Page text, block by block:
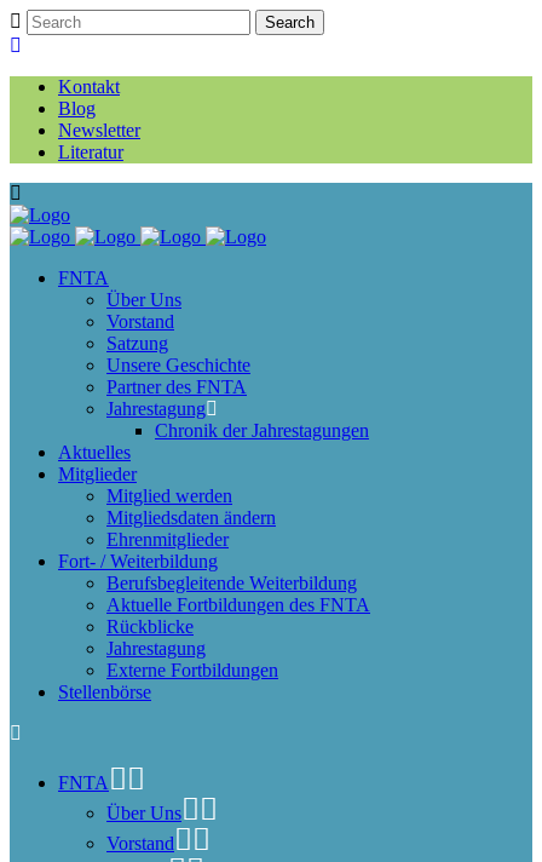
Kontakt
Blog
Newsletter
Literatur
FNTA
Über Uns
Vorstand
Satzung
Unsere Geschichte
Partner des FNTA
Jahrestagung
Chronik der Jahrestagungen
Aktuelles
Mitglieder
Mitglied werden
Mitgliedsdaten ändern
Ehrenmitglieder
Fort- / Weiterbildung
Berufsbegleitende Weiterbildung
Aktuelle Fortbildungen des FNTA
Rückblicke
Jahrestagung
Externe Fortbildungen
Stellenbörse
FNTA
Über Uns
Vorstand